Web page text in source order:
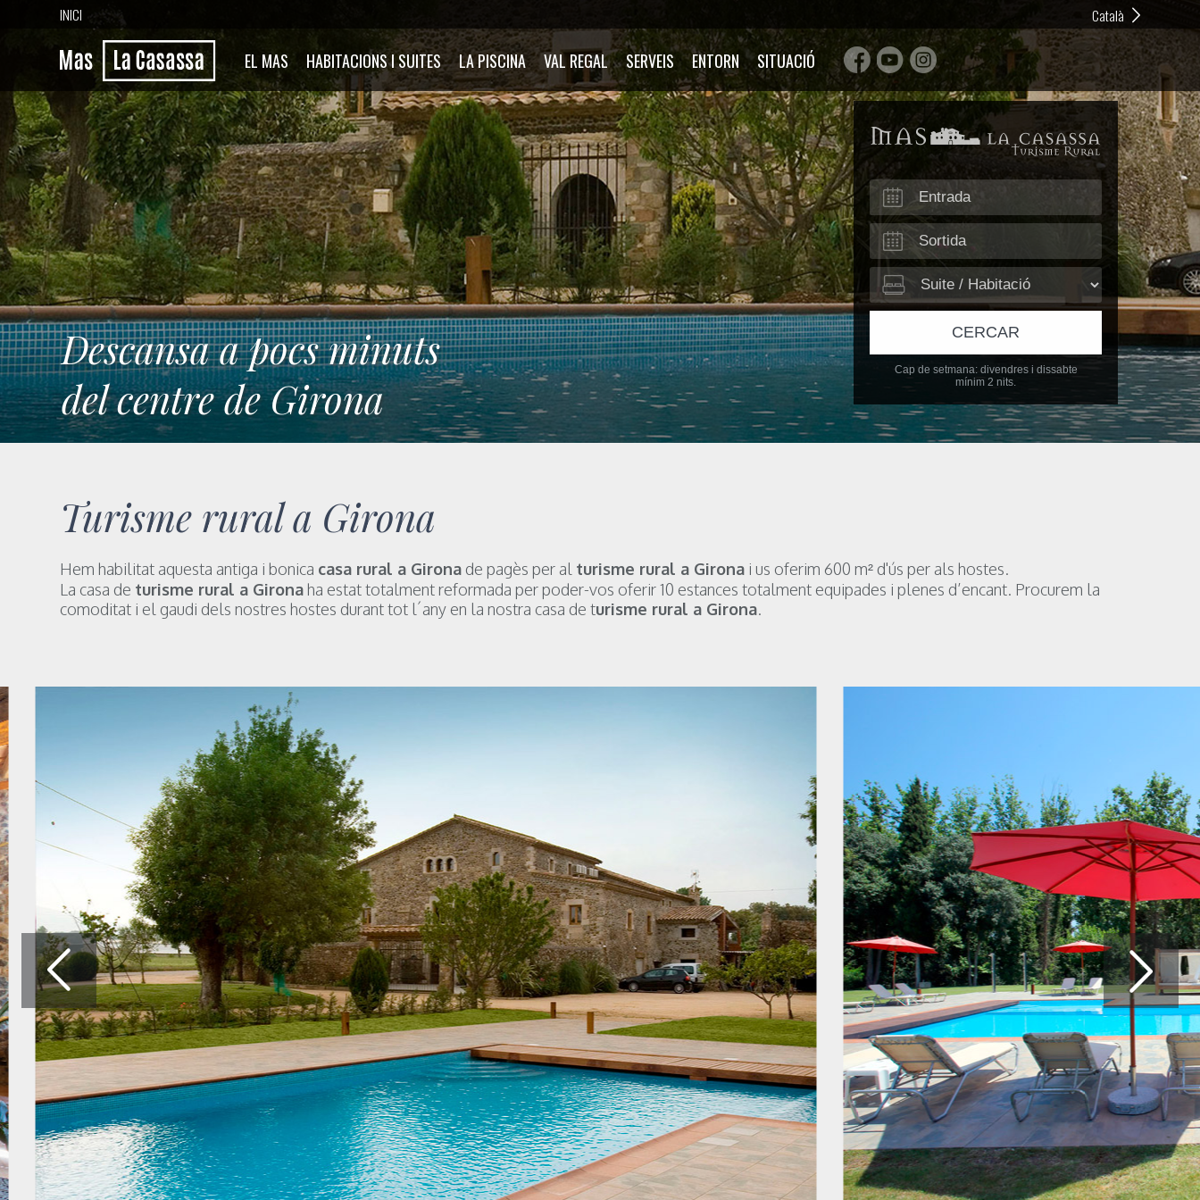
INICI Català
EL MAS HABITACIONS I SUITES LA PISCINA VAL REGAL SERVEIS ENTORN SITUACIÓ
CERCAR
Cap de setmana: divendres i dissabte
mínim 2 nits.
Descansa a pocs minuts
del centre de Girona
Turisme rural a Girona
Hem habilitat aquesta antiga i bonica casa rural a Girona de pagès per al turisme rural a Girona i us oferim 600 m² d'ús per als hostes.
La casa de turisme rural a Gironaha estat totalment reformada per poder-vos oferir 10 estances totalment equipades i plenes d’encant. Procurem la
comoditat i el gaudi dels nostres hostes durant tot l´any en la nostra casa de turisme rural a Girona.